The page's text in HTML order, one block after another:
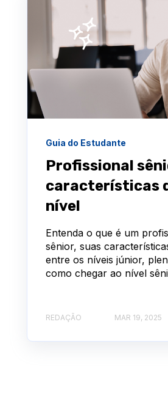
Guia do Estudante
Profissional
características
nível
Entenda o que é um
sênior, suas
entre os níveis júnior,
como chegar ao nível
REDAÇÃO MAR 19, 2025